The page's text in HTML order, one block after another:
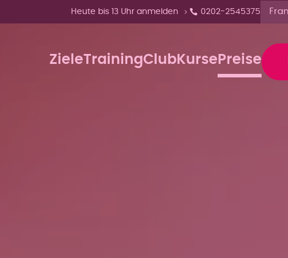
Heute bis 13 Uhr anmelden
Zeige Menü-Unterpunkte von 'Heute bis 13 Uhr
0202-2545375
ZieleTrainingClub Kurse Preise